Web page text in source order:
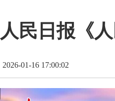
人民日报《
2026-01-16 17:00:02